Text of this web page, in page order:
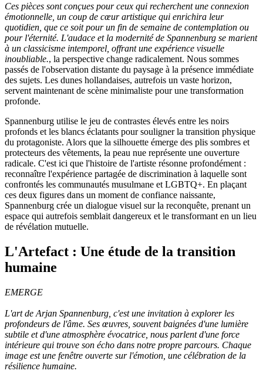
Ces pièces sont conçues pour ceux qui recherchent une connexion
émotionnelle, un coup de cœur artistique qui enrichira leur
quotidien, que ce soit pour un fin de semaine de contemplation ou
pour l'éternité. L'audace et la modernité de Spannenburg se marient
à un classicisme intemporel, offrant une expérience visuelle
inoubliable., la perspective change radicalement. Nous sommes
passés de l'observation distante du paysage à la présence immédiate
des sujets. Les dunes hollandaises, autrefois un vaste horizon,
servent maintenant de scène minimaliste pour une transformation
profonde.
Spannenburg utilise le jeu de contrastes élevés entre les noirs
profonds et les blancs éclatants pour souligner la transition physique
du protagoniste. Alors que la silhouette émerge des plis sombres et
protecteurs des vêtements, la peau nue représente une ouverture
radicale. C'est ici que l'histoire de l'artiste résonne profondément :
reconnaître l'expérience partagée de discrimination à laquelle sont
confrontés les communautés musulmane et LGBTQ+. En plaçant
ces deux figures dans un moment de confiance naissante,
Spannenburg crée un dialogue visuel sur la reconquête, prenant un
espace qui autrefois semblait dangereux et le transformant en un lieu
de révélation mutuelle.
L'Artefact : Une étude de la transition
humaine
EMERGE
L'art de Arjan Spannenburg, c'est une invitation à explorer les
profondeurs de l'âme. Ses œuvres, souvent baignées d'une lumière
subtile et d'une atmosphère évocatrice, nous parlent d'une force
intérieure qui trouve son écho dans notre propre parcours. Chaque
image est une fenêtre ouverte sur l'émotion, une célébration de la
résilience humaine.